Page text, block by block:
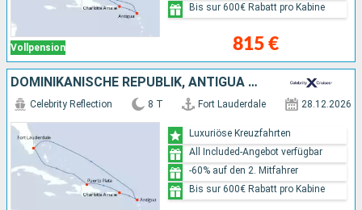
Vollpension 815 €
Bis sur 600€ Rabatt pro Kabine
DOMINIKANISCHE REPUBLIK, ANTIGUA UND BARBUDA, VEREINIGTE STAATEN VON AMERIKA
Celebrity Reflection 8 T Fort Lauderdale 28.12.2026
Luxuriöse Kreuzfahrten
All Included-Angebot verfügbar
-60% auf den 2. Mitfahrer
Bis sur 600€ Rabatt pro Kabine